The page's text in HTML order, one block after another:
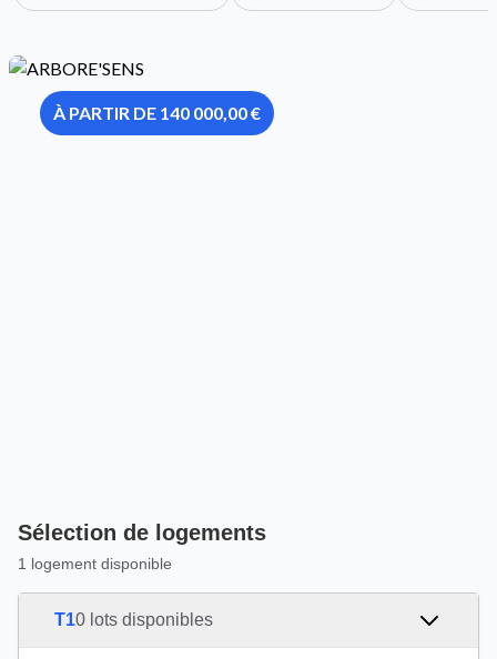
À PARTIR DE 140 000,00 €
Sélection de logements
1 logement disponible
T10 lots disponibles